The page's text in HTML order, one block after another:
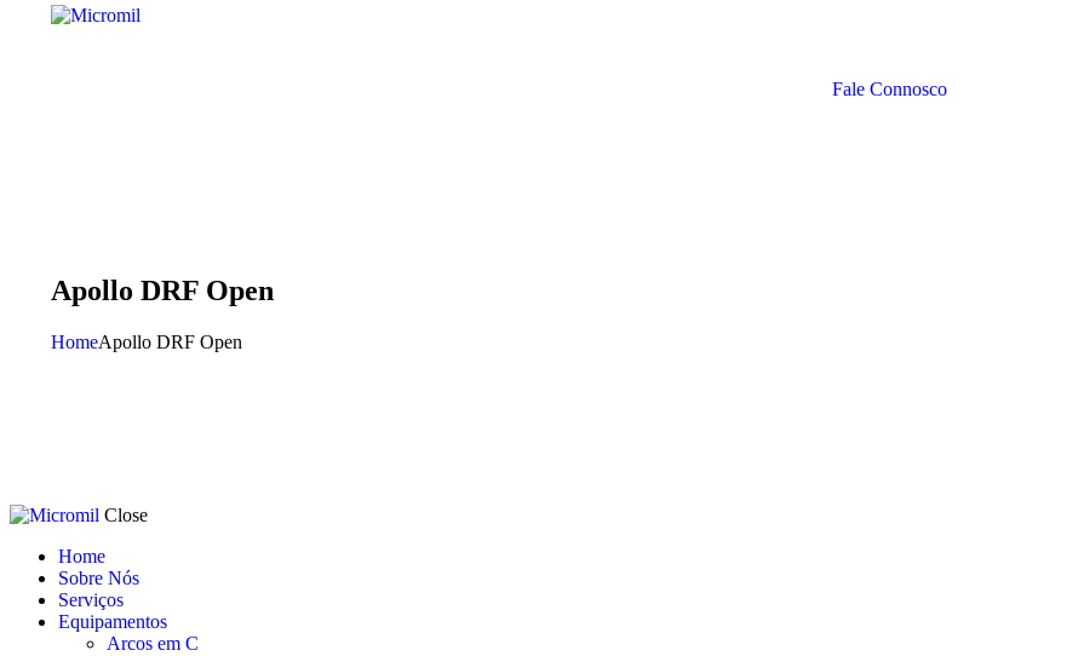
Fale Connosco
Apollo DRF Open
HomeApollo DRF Open
Close
Home
Sobre Nós
Serviços
Equipamentos
Arcos em C